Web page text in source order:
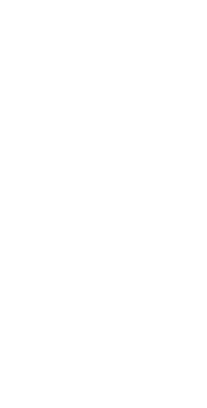
phù hợp môi trường nóng ẩm tại